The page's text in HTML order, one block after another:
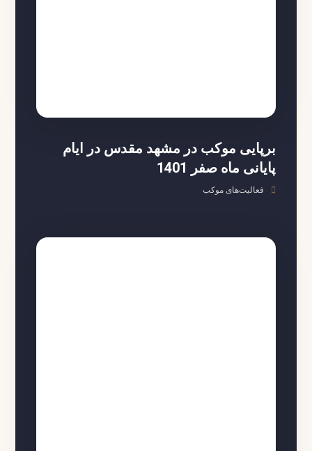
برپایی موکب در مشهد مقدس در ایام
پایانی ماه صفر 1401
فعالیت‌های موکب